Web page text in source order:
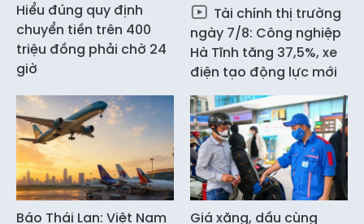
Hiểu đúng quy định
chuyển tiền trên 400
triệu đồng phải chờ 24
giờ
Tài chính thị trường
ngày 7/8: Công nghiệp
Hà Tĩnh tăng 37,5%, xe
điện tạo động lực mới
Báo Thái Lan: Việt Nam
Giá xăng, dầu cùng